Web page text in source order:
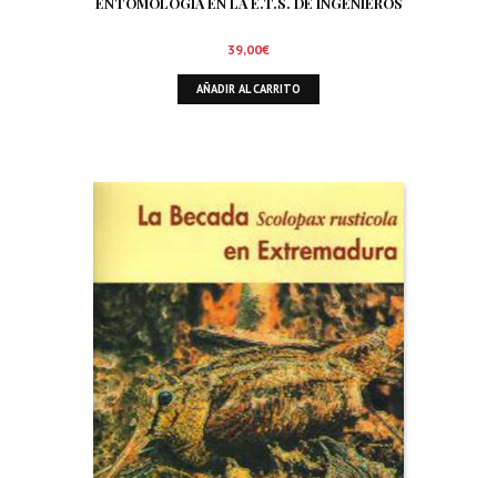
FORESTAL. ORNITOFAUNA CINEGETICA
39,00€
AÑADIR AL CARRITO